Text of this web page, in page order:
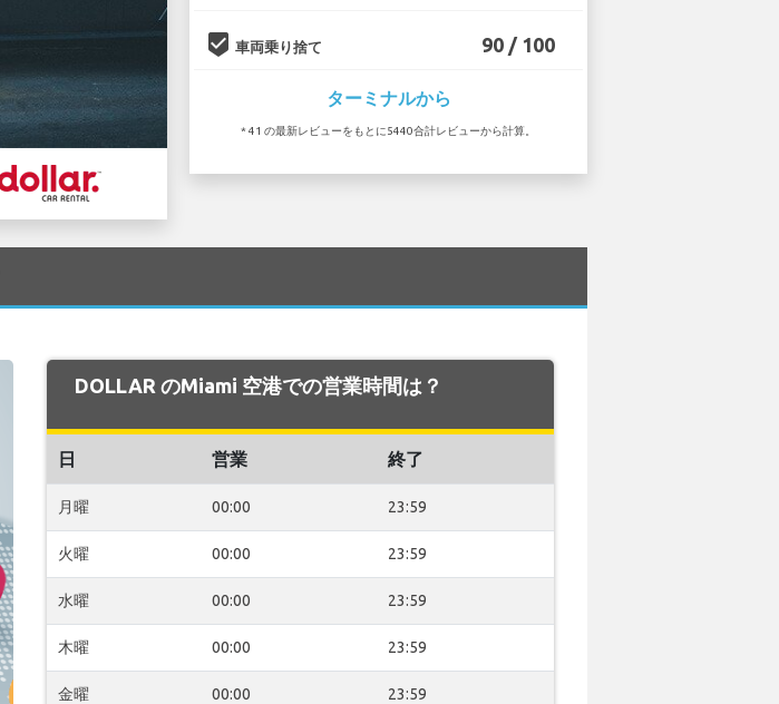
beenhere 車両乗り捨て 90 / 100
ターミナルから
* 41 の最新レビューをもとに5440合計レビューから計算。
DOLLAR のMiami 空港での営業時間は？
日 営業 終了
月曜 00:00 23:59
火曜 00:00 23:59
水曜 00:00 23:59
木曜 00:00 23:59
金曜 00:00 23:59